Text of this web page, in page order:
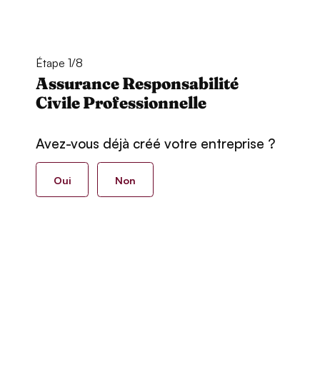
Étape 1/8
Assurance Responsabilité
Civile Professionnelle
Avez-vous déjà créé votre entreprise ?
Oui Non